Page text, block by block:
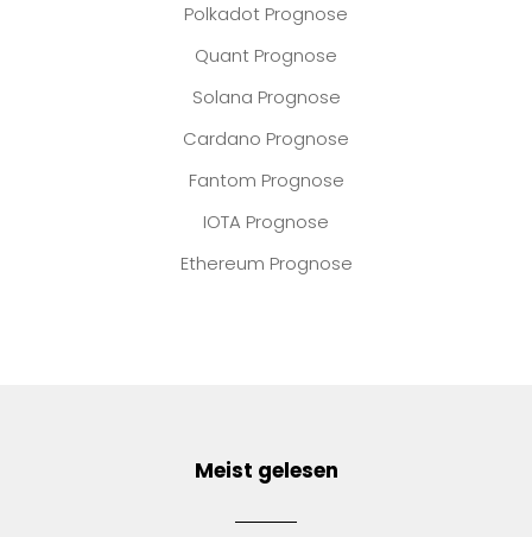
Polkadot Prognose
Quant Prognose
Solana Prognose
Cardano Prognose
Fantom Prognose
IOTA Prognose
Ethereum Prognose
Meist gelesen